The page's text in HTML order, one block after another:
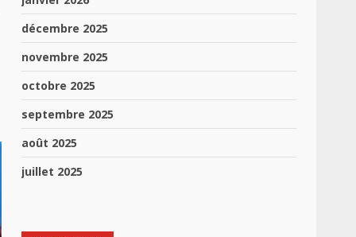
décembre 2025
novembre 2025
octobre 2025
septembre 2025
août 2025
juillet 2025